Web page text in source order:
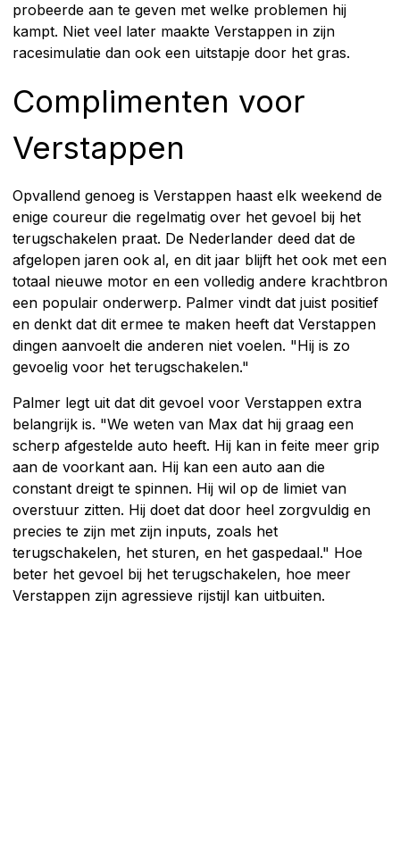
probeerde aan te geven met welke problemen hij
kampt. Niet veel later maakte Verstappen in zijn
racesimulatie dan ook een uitstapje door het gras.
Complimenten voor
Verstappen
Opvallend genoeg is Verstappen haast elk weekend de
enige coureur die regelmatig over het gevoel bij het
terugschakelen praat. De Nederlander deed dat de
afgelopen jaren ook al, en dit jaar blijft het ook met een
totaal nieuwe motor en een volledig andere krachtbron
een populair onderwerp. Palmer vindt dat juist positief
en denkt dat dit ermee te maken heeft dat Verstappen
dingen aanvoelt die anderen niet voelen. "Hij is zo
gevoelig voor het terugschakelen."
Palmer legt uit dat dit gevoel voor Verstappen extra
belangrijk is. "We weten van Max dat hij graag een
scherp afgestelde auto heeft. Hij kan in feite meer grip
aan de voorkant aan. Hij kan een auto aan die
constant dreigt te spinnen. Hij wil op de limiet van
overstuur zitten. Hij doet dat door heel zorgvuldig en
precies te zijn met zijn inputs, zoals het
terugschakelen, het sturen, en het gaspedaal." Hoe
beter het gevoel bij het terugschakelen, hoe meer
Verstappen zijn agressieve rijstijl kan uitbuiten.